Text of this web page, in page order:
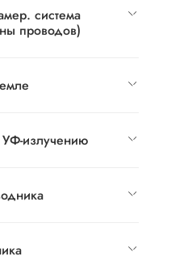
система
проводов)
УФ-излучению